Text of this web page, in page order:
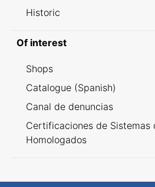
Historic
Of interest
Shops
Catalogue (Spanish)
Canal de denuncias
Certificaciones de Sistemas
Homologados